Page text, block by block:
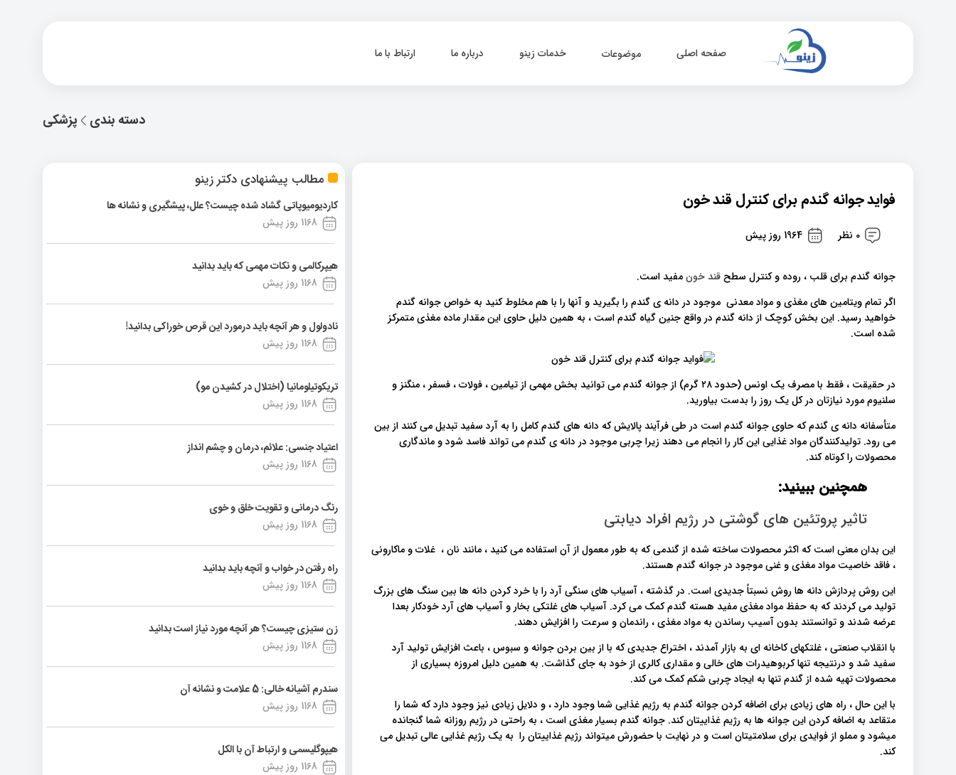
صفحه اصلی موضوعات خدمات زینو درباره ما ارتباط با ما
پزشکی دسته بندی
مطالب پیشنهادی دکتر زینو
کاردیومیوپاتی گشاد شده چیست؟ علل، پیشگیری و نشانه ها
1168 روز پیش
هیپرکالمی و نکات مهمی که باید بدانید
1168 روز پیش
نادولول و هر آنچه باید درمورد این قرص خوراکی بدانید!
1168 روز پیش
تریکوتیلومانیا (اختلال در کشیدن مو)
1168 روز پیش
اعتیاد جنسی: علائم، درمان و چشم انداز
1168 روز پیش
رنگ درمانی و تقویت خلق و خوی
1168 روز پیش
راه رفتن در خواب و آنچه باید بدانید
1168 روز پیش
زن ستیزی چیست؟ هر آنچه مورد نیاز است بدانید
1168 روز پیش
سندرم آشیانه خالی: 5 علامت و نشانه آن
1168 روز پیش
هیپوگلیسمی و ارتباط آن با الکل
1168 روز پیش
فواید جوانه گندم برای کنترل قند خون
0 نظر 1964 روز پیش
جوانه گندم برای قلب ، روده و کنترل سطحقند خونمفید است.
اگر تمام ویتامین های مغذی و مواد معدنی موجود در دانه ی گندم را بگیرید و آنها را با هم مخلوط کنید به خواص جوانه گندم
خواهید رسید. این بخش کوچک از دانه گندم در واقع جنین گیاه گندم است ، به همین دلیل حاوی این مقدار ماده مغذی متمرکز
شده است.
در حقیقت ، فقط با مصرف یک اونس (حدود ۲۸ گرم) از جوانه گندم می توانید بخش مهمی از تیامین ، فولات ، فسفر ، منگنز و
سلنیوم مورد نیازتان در کل یک روز را بدست بیاورید.
متأسفانه دانه ی گندم که حاوی جوانه گندم است در طی فرآیند پالایش که دانه های گندم کامل را به آرد سفید تبدیل می کنند از بین
می رود. تولیدکنندگان مواد غذایی این کار را انجام می دهند زیرا چربی موجود در دانه ی گندم می تواند فاسد شود و ماندگاری
محصولات را کوتاه کند.
همچنین ببینید:
تاثیر پروتئین های گوشتی در رژیم افراد دیابتی
این بدان معنی است که اکثر محصولات ساخته شده از گندمی که به طور معمول از آن استفاده می کنید ، مانند نان ، غلات و ماکارونی
، فاقد خاصیت مواد مغذی و غنی موجود در جوانه گندم هستند.
این روش پردازش دانه ها روش نسبتاً جدیدی است. در گذشته ، آسیاب های سنگی آرد را با خرد کردن دانه ها بین سنگ های بزرگ
تولید می کردند که به حفظ مواد مغذی مفید هسته گندم کمک می کرد. آسیاب های غلتکی بخار و آسیاب های آرد خودکار بعدا
عرضه شدند و توانستند بدون آسیب رساندن به مواد مغذی ، راندمان و سرعت را افزایش دهند.
با انقلاب صنعتی ، غلتکهای کاخانه ای به بازار آمدند ، اختراع جدیدی که با از بین بردن جوانه و سبوس ، باعث افزایش تولید آرد
سفید شد و درنتیجه تنها کربوهیدرات های خالی و مقداری کالری از خود به جای گذاشت. به همین دلیل امروزه بسیاری از
محصولات تهیه شده از گندم تنها به ایجاد چربی شکم کمک می کند.
با این حال ، راه های زیادی برای اضافه کردن جوانه گندم به رژیم غذایی شما وجود دارد ، و دلایل زیادی نیز وجود دارد که شما را
متقاعد به اضافه کردن این جوانه ها به رژیم غذاییتان کند. جوانه گندم بسیار مغذی است ، به راحتی در رژیم روزانه شما گنجانده
میشود و مملو از فوایدی برای سلامتیتان است و در نهایت با حضورش میتواند رژیم غذاییتان را به یک رژیم غذایی عالی تبدیل می
کند.